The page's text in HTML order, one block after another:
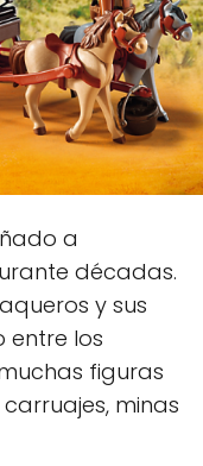
a
décadas.
y sus
entre los
figuras
minas